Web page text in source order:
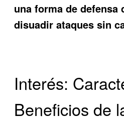
una forma de defensa
disuadir ataques sin
Interés:
Beneficios de